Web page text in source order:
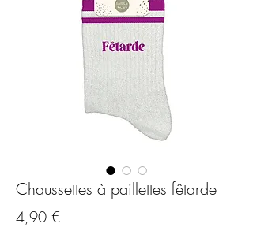
Chaussettes à paillettes fêtarde
4,90 €